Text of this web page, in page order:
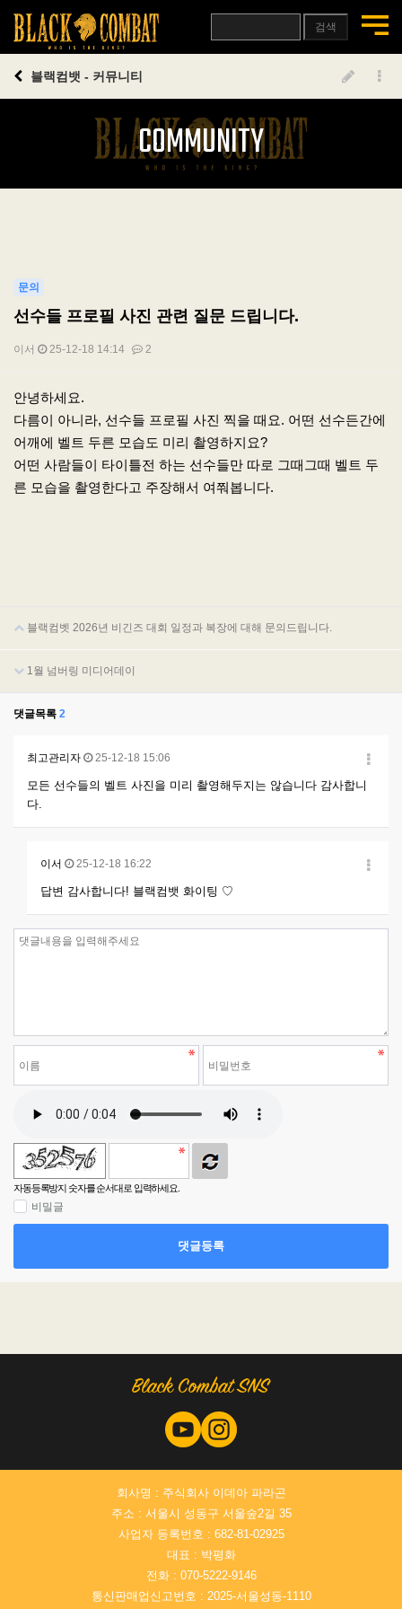
검색
블랙컴뱃 - 커뮤니티
COMMUNITY
문의
선수들 프로필 사진 관련 질문 드립니다.
이서 25-12-18 14:14 2
본문
안녕하세요.
다름이 아니라, 선수들 프로필 사진 찍을 때요. 어떤 선수든간에
어깨에 벨트 두른 모습도 미리 촬영하지요?
어떤 사람들이 타이틀전 하는 선수들만 따로 그때그때 벨트 두
른 모습을 촬영한다고 주장해서 여쭤봅니다.
블랙컴벳 2026년 비긴즈 대회 일정과 복장에 대해 문의드립니다.
1월 넘버링 미디어데이
댓글목록 2
최고관리자 25-12-18 15:06
모든 선수들의 벨트 사진을 미리 촬영해두지는 않습니다 감사합니
다.
이서 25-12-18 16:22
답변 감사합니다! 블랙컴뱃 화이팅 ♡
자동등록방지 숫자를 순서대로 입력하세요.
비밀글
댓글등록
회사명 : 주식회사 이데아 파라곤
주소 : 서울시 성동구 서울숲2길 35
사업자 등록번호 : 682-81-02925
대표 : 박평화
전화 : 070-5222-9146
통신판매업신고번호 : 2025-서울성동-1110